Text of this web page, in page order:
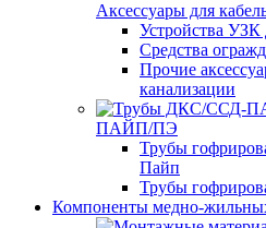
Аксессуары для
Устройства УЗК
Средства
Прочие
канализации
ПАЙП/ПЭ
Трубы
Пайп
Трубы
Компоненты медно-